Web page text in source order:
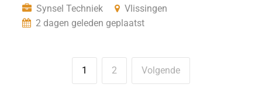
Synsel Techniek
Vlissingen
2 dagen geleden geplaatst
1 2 Volgende